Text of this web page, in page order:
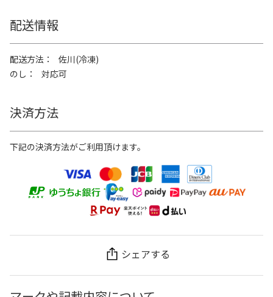
配送情報
配送方法
佐川(冷凍)
のし
対応可
決済方法
下記の決済方法がご利用頂けます。
シェアする